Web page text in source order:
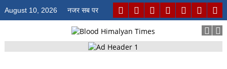
August 10, 2026 नजर सब पर